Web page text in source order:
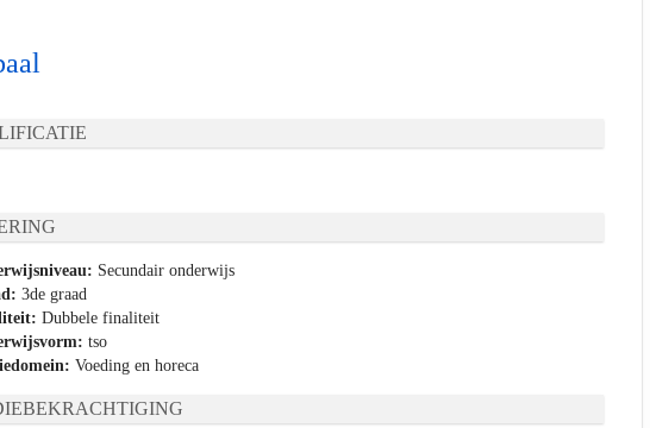
Secundair onderwijs
3de graad
Dubbele finaliteit
tso
Voeding en horeca